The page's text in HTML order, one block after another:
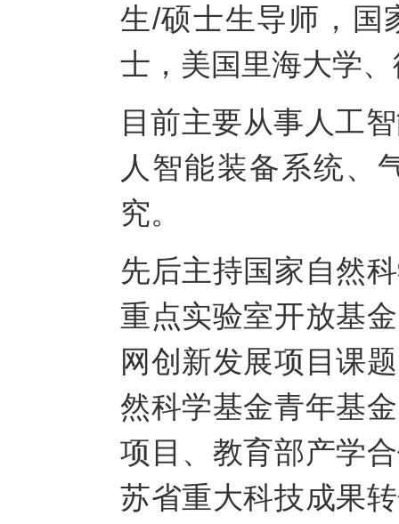
生/硕士生导师，国
士，美国里海大学
目前主要从事人工
人智能装备系统、
究。
先后主持国家自然
重点实验室开放基
网创新发展项目课
然科学基金青年基
项目、教育部产学
苏省重大科技成果